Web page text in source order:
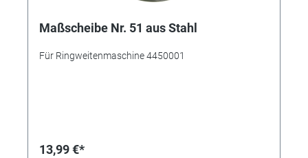
Maßscheibe Nr. 51 aus Stahl
Für Ringweitenmaschine 4450001
13,99 €*